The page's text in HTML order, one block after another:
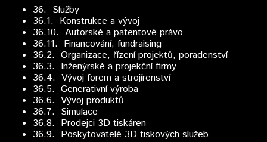
36. Služby
36.1. Konstrukce a vývoj
36.10. Autorské a patentové právo
36.11. Financování, fundraising
36.2. Organizace, řízení projektů, poradenství
36.3. Inženýrské a projekční firmy
36.4. Vývoj forem a strojírenství
36.5. Generativní výroba
36.6. Vývoj produktů
36.7. Simulace
36.8. Prodejci 3D tiskáren
36.9. Poskytovatelé 3D tiskových služeb